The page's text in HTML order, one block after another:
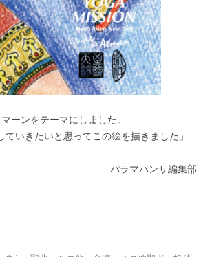
ーンをテーマにしました。
いきたいと思ってこの絵を描きました」
パラマハンサ編集部